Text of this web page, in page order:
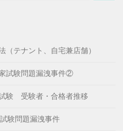
（テナント、自宅兼店舗）
試験問題漏洩事件②
験 受験者・合格者推移
験問題漏洩事件